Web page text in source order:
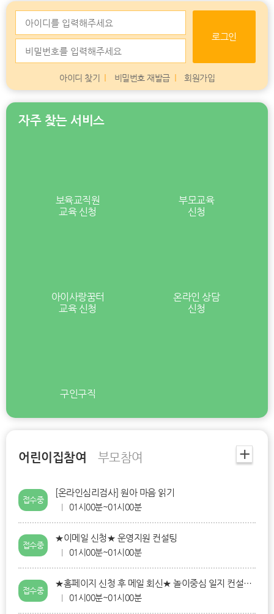
로그인
아이디 찾기 비밀번호 재발급 회원가입
자주 찾는 서비스
보육교직원
교육 신청
부모교육
신청
아이사랑꿈터
교육 신청
온라인 상담
신청
구인구직
어린이집참여 부모참여
접수중
[온라인심리검사] 원아 마음 읽기
| 01시00분~01시00분
접수중
★이메일 신청★ 운영지원 컨설팅
| 01시00분~01시00분
접수중
★홈페이지 신청 후 메일 회신★ 놀이중심 일지 컨설팅(하반기)-소그룹 컨설팅
| 01시00분~01시00분
+